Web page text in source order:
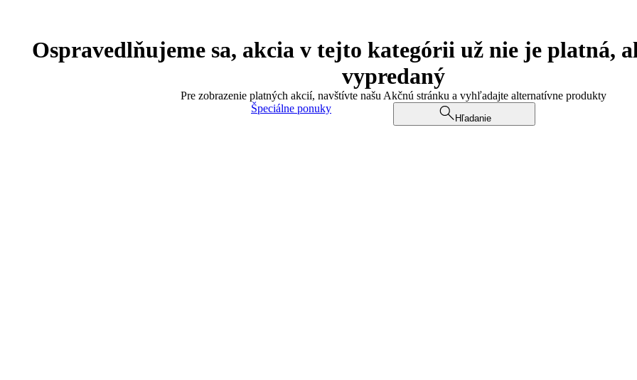
Ospravedlňujeme sa, akcia v tejto kategórii už nie je platná,
vypredaný
Pre zobrazenie platných akcií, navštívte našu Akčnú stránku a vyhľadajte alternatívne produkty
Špeciálne ponuky
Hľadanie